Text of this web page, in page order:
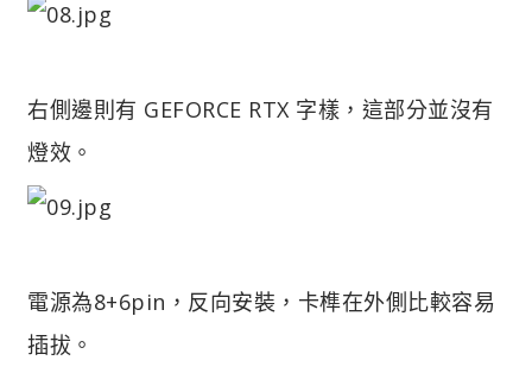
右側邊則有 GEFORCE RTX 字樣，這部分並沒有
燈效。
電源為8+6pin，反向安裝，卡榫在外側比較容易
插拔。